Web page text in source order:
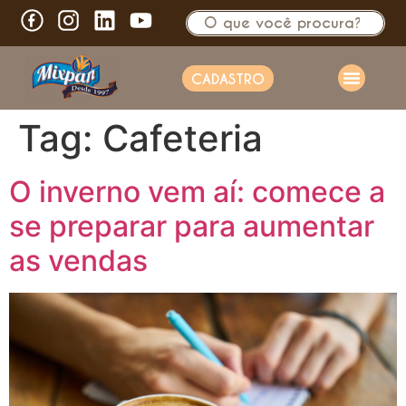
CADASTRO
Tag: Cafeteria
O inverno vem aí: comece a
se preparar para aumentar
as vendas